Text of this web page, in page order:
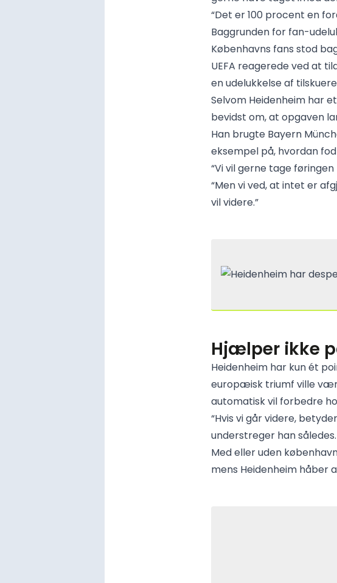
“Det er 100 procent en
Baggrunden for fan-
Københavns fans stod
UEFA reagerede ved at
en udelukkelse af
Selvom Heidenheim har
bevidst om, at opgaven
Han brugte Bayern
eksempel på, hvordan
“Vi vil gerne tage
“Men vi ved, at intet er
vil videre.”
Hjælper ikke
Heidenheim har kun ét
europæisk triumf ville
automatisk vil forbedre
“Hvis vi går videre,
understreger han således.
Med eller uden
mens Heidenheim